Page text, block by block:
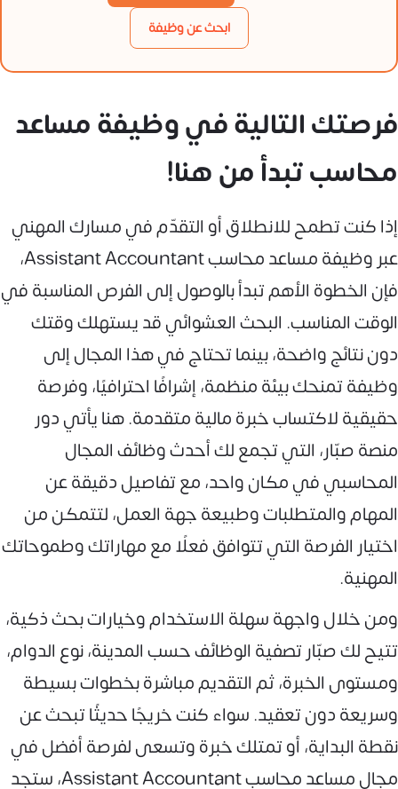
ابحث عن وظيفة
فرصتك التالية في وظيفة مساعد
محاسب تبدأ من هنا!
إذا كنت تطمح للانطلاق أو التقدّم في مسارك المهني
عبر وظيفة مساعد محاسب Assistant Accountant،
فإن الخطوة الأهم تبدأ بالوصول إلى الفرص المناسبة في
الوقت المناسب. البحث العشوائي قد يستهلك وقتك
دون نتائج واضحة، بينما تحتاج في هذا المجال إلى
وظيفة تمنحك بيئة منظمة، إشرافًا احترافيًا، وفرصة
حقيقية لاكتساب خبرة مالية متقدمة. هنا يأتي دور
منصة صبّار، التي تجمع لك أحدث وظائف المجال
المحاسبي في مكان واحد، مع تفاصيل دقيقة عن
المهام والمتطلبات وطبيعة جهة العمل، لتتمكن من
اختيار الفرصة التي تتوافق فعلًا مع مهاراتك وطموحاتك
المهنية.
ومن خلال واجهة سهلة الاستخدام وخيارات بحث ذكية،
تتيح لك صبّار تصفية الوظائف حسب المدينة، نوع الدوام،
ومستوى الخبرة، ثم التقديم مباشرة بخطوات بسيطة
وسريعة دون تعقيد. سواء كنت خريجًا حديثًا تبحث عن
نقطة البداية، أو تمتلك خبرة وتسعى لفرصة أفضل في
مجال مساعد محاسب Assistant Accountant، ستجد